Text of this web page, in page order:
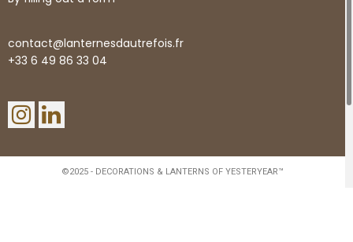
contact@lanternesdautrefois.fr
+33 6 49 86 33 04
©2025 - DECORATIONS & LANTERNS OF YESTERYEAR™